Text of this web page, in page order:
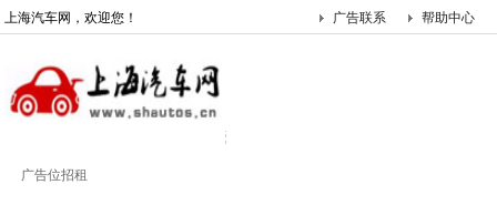
上海汽车网，欢迎您！ 帮助中心
广告联系
广告位招租